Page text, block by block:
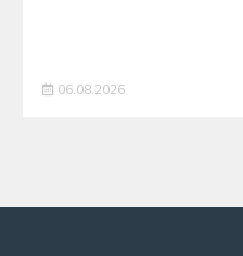
06.08.2026